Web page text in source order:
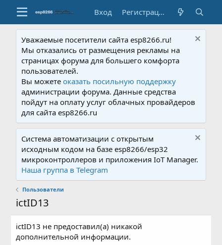
Вход Регистрация
Уважаемые посетители сайта esp8266.ru!
Мы отказались от размещения рекламы на
страницах форума для большего комфорта
пользователей.
Вы можетеоказать посильную поддержку
администрации форума. Данные средства
пойдут на оплату услуг облачных провайдеров
для сайта esp8266.ru
Система автоматизации с открытым
исходным кодом на базе esp8266/esp32
микроконтроллеров и приложения IoT Manager.
Наша группа в Telegram
Пользователи
ictID13
ictID13 не предоставил(а) никакой
дополнительной информации.